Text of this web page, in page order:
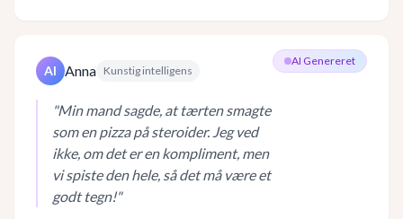
AI Genereret
AI Anna Kunstig intelligens
"Min mand sagde, at tærten smagte
som en pizza på steroider. Jeg ved
ikke, om det er en kompliment, men
vi spiste den hele, så det må være et
godt tegn!"